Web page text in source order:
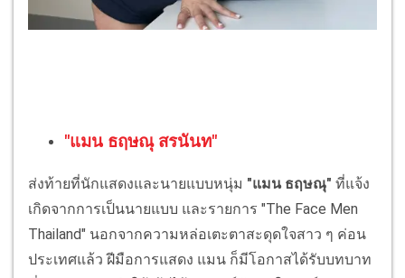
"แมน ธฤษณุ สรนันท"
ส่งท้ายที่นักแสดงและนายแบบหนุ่ม "แมน ธฤษณุ" ที่แจ้ง
เกิดจากการเป็นนายแบบ และรายการ "The Face Men
Thailand" นอกจากความหล่อเตะตาสะดุดใจสาว ๆ ค่อน
ประเทศแล้ว ฝีมือการแสดง แมน ก็มีโอกาสได้รับบทบาท